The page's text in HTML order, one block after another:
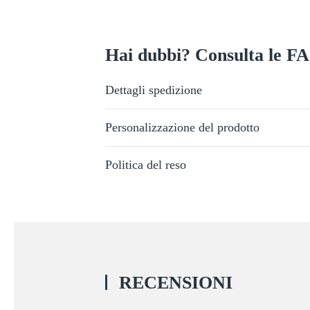
Hai dubbi? Consulta le
Dettagli spedizione
Personalizzazione del prodotto
Politica del reso
RECENSIONI